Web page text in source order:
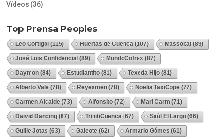
Vídeos (36)
Top Prensa Peoples
Leo Cortigol (115) Huertas de Cuenca (107) Massobal (89)
José Luis Confidencial (89) MundoCofrex (87)
Daymon (84) Estudiantito (81) Texeda Hijo (81)
Alberto Vale (78) Reyesmen (78) Noelia TaxiCope (77)
Carmen Alcaide (73) Alfonsito (72) Mari Carm (71)
Daivid Dancing (67) TrinitiCuenca (67) Saúl El Largo (66)
Guille Jotas (63) Galeote (62) Armario Gómes (61)